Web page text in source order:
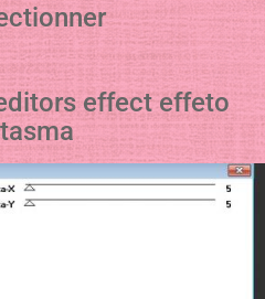
effect effeto